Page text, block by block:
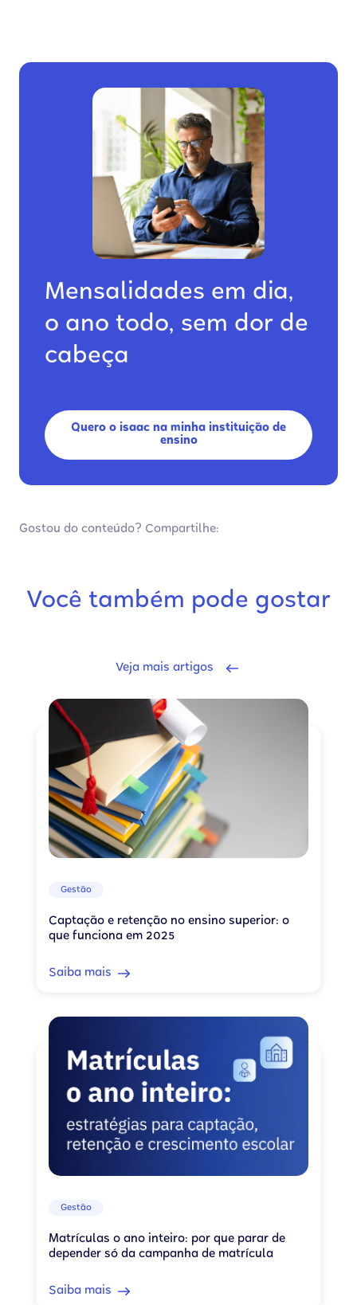
Mensalidades em dia,
o ano todo, sem dor de
cabeça
Quero o isaac na minha instituição de
ensino
Gostou do conteúdo? Compartilhe:
Você também pode gostar
Veja mais artigos
Gestão
Captação e retenção no ensino superior: o
que funciona em 2025
Saiba mais
Gestão
Matrículas o ano inteiro: por que parar de
depender só da campanha de matrícula
Saiba mais